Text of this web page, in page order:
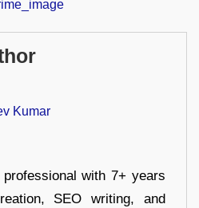
Kumar
professional with 7+ years
SEO writing, and